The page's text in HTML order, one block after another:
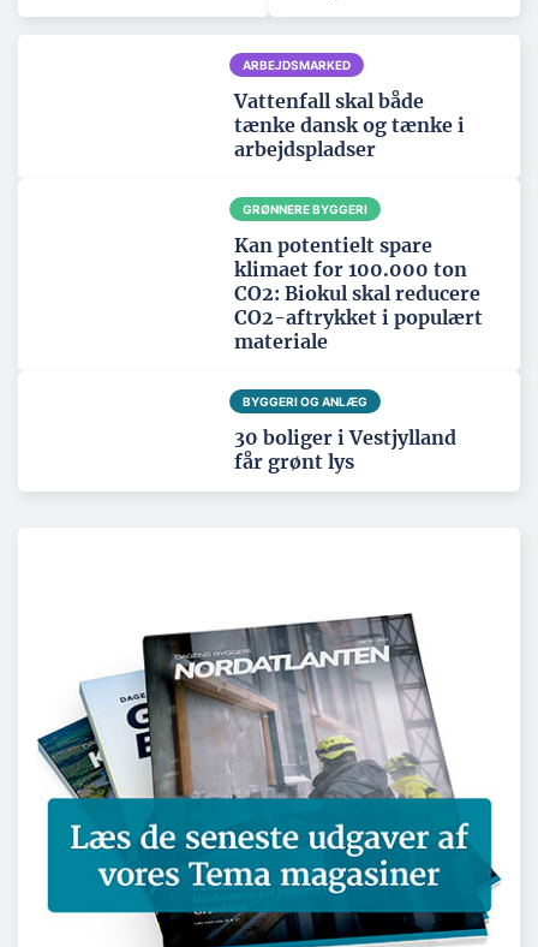
ARBEJDSMARKED
Vattenfall skal både
tænke dansk og tænke i
arbejdspladser
GRØNNERE BYGGERI
Kan potentielt spare
klimaet for 100.000 ton
CO2: Biokul skal reducere
CO2-aftrykket i populært
materiale
BYGGERI OG ANLÆG
30 boliger i Vestjylland
får grønt lys